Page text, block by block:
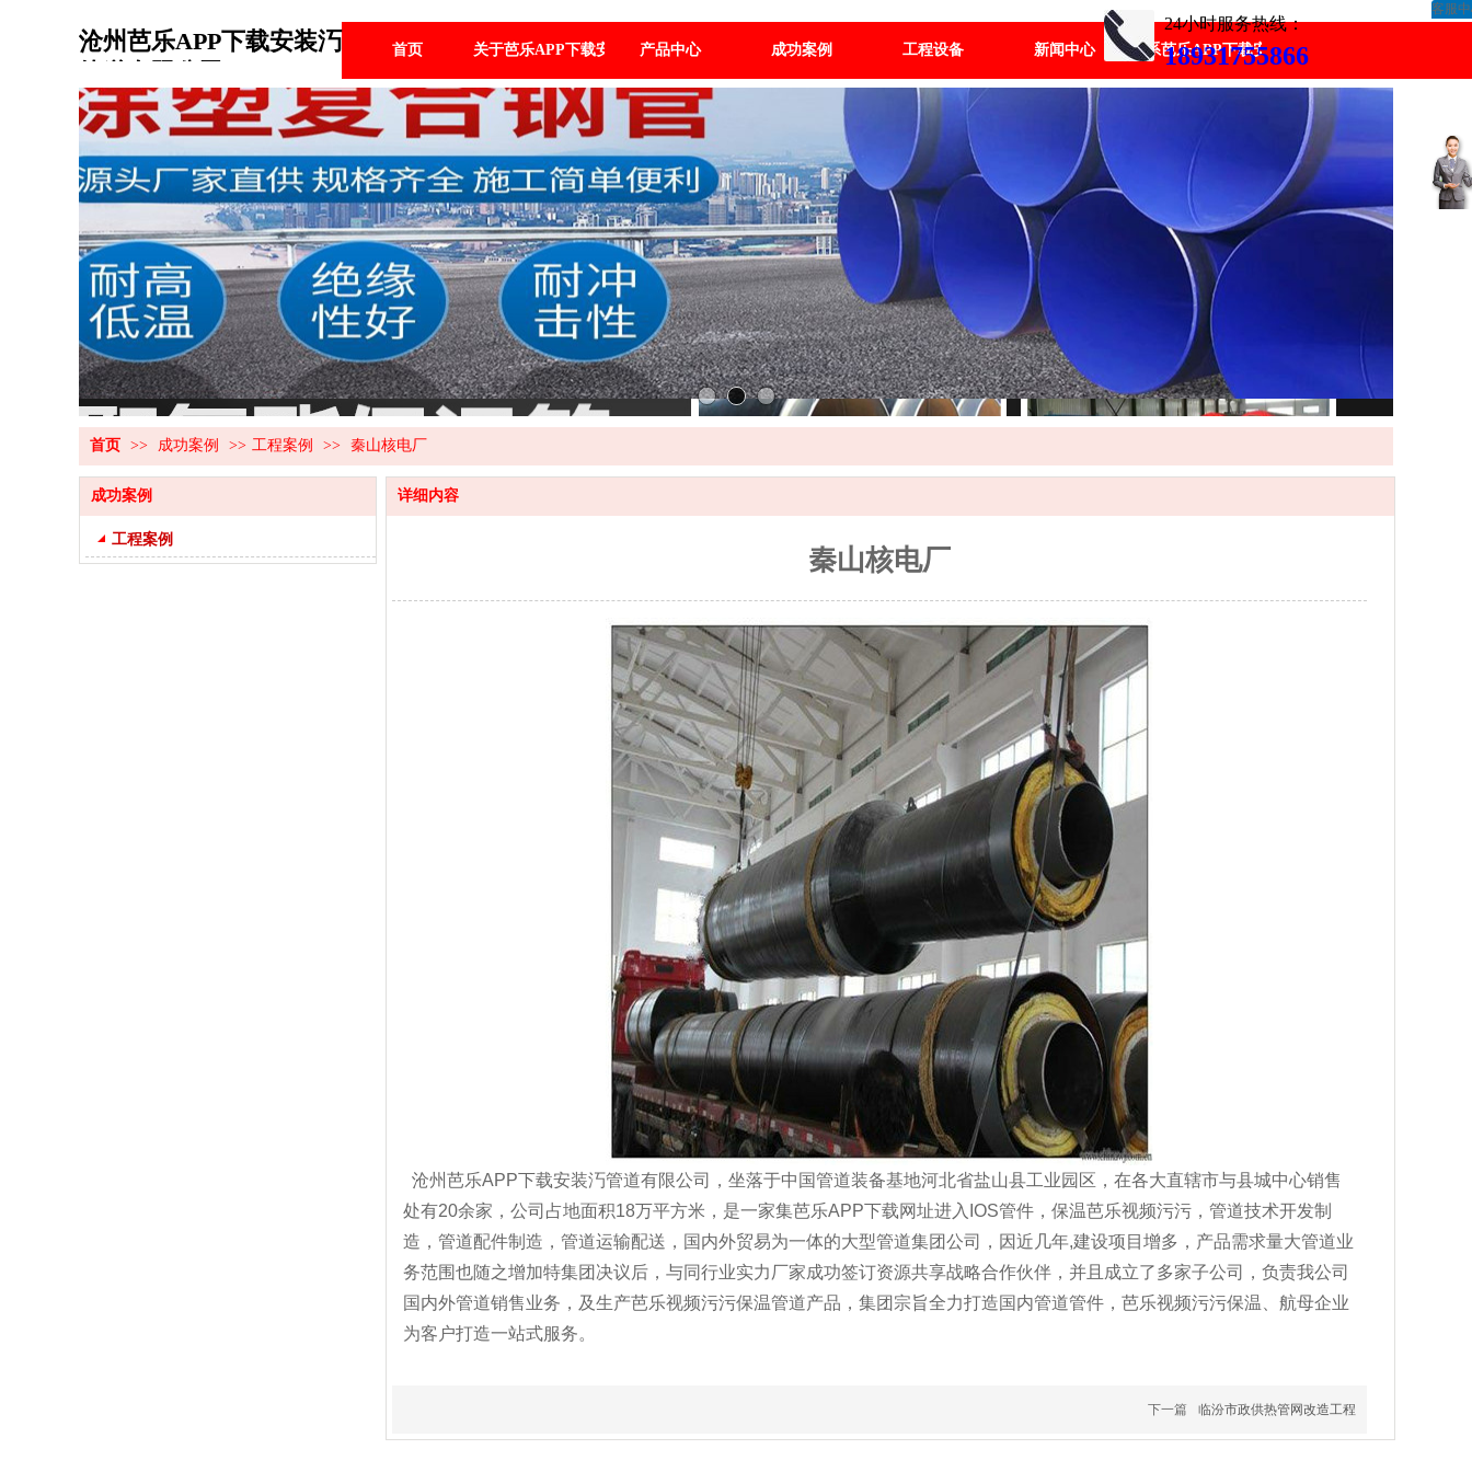
沧州芭乐APP下载安装汅
24小时服务热线：
18931755866
首页 关于芭乐APP下载安装汅产品中心 成功案例 工程设备 新闻中心 联系芭乐APP下载安装汅
首页 >> 成功案例 >> 工程案例 >> 秦山核电厂
成功案例
工程案例
详细内容
秦山核电厂
沧州芭乐APP下载安装汅管道有限公司，坐落于中国管道装备基地河北省盐山县工业园区，在各大直辖市与县城中心销售
处有20余家，公司占地面积18万平方米，是一家集芭乐APP下载网址进入IOS管件，保温芭乐视频污污，管道技术开发制
造，管道配件制造，管道运输配送，国内外贸易为一体的大型管道集团公司，因近几年,建设项目增多，产品需求量大管道业
务范围也随之增加特集团决议后，与同行业实力厂家成功签订资源共享战略合作伙伴，并且成立了多家子公司，负责我公司
国内外管道销售业务，及生产芭乐视频污污保温管道产品，集团宗旨全力打造国内管道管件，芭乐视频污污保温、航母企业
为客户打造一站式服务。
下一篇 临汾市政供热管网改造工程
客服